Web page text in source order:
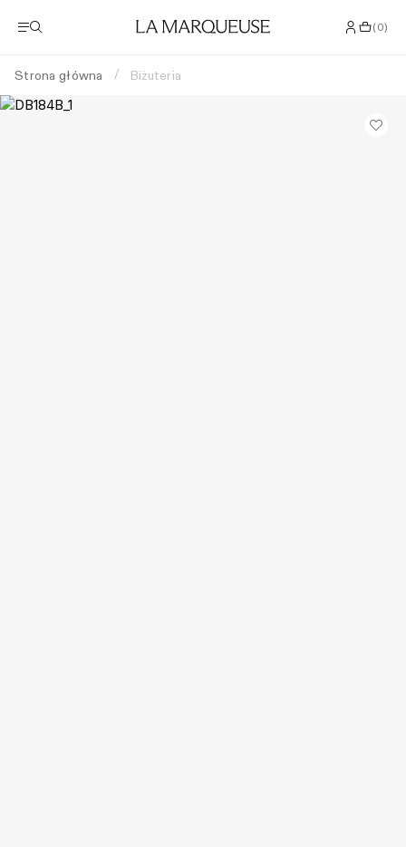
(0)
Strona główna / Biżuteria